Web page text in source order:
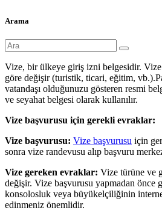
Arama
Vize, bir ülkeye giriş izni belgesidir. Vize
göre değişir (turistik, ticari, eğitim,
vatandaşı olduğunuzu gösteren resmi
ve seyahat belgesi olarak kullanılır.
Vize başvurusu için gerekli evraklar:
Vize başvurusu: Vize başvurusu için
sonra vize randevusu alıp başvuru
Vize gereken evraklar: Vize türüne ve
değişir. Vize başvurusu yapmadan önce
konsolosluk veya büyükelçiliğinin
edinmeniz önemlidir.